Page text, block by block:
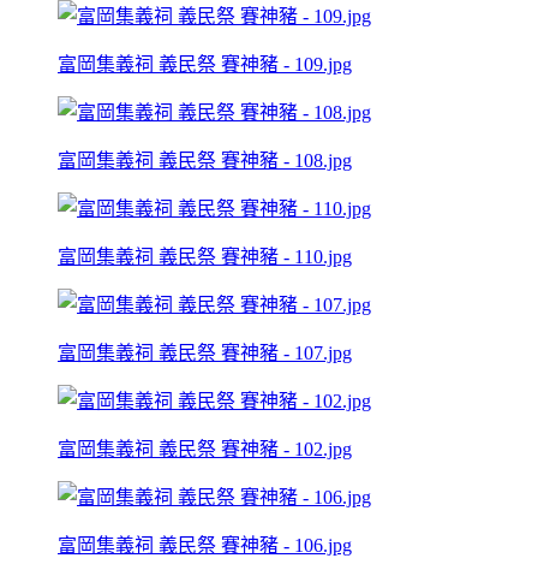
富岡集義祠 義民祭 賽神豬 - 109.jpg
富岡集義祠 義民祭 賽神豬 - 108.jpg
富岡集義祠 義民祭 賽神豬 - 110.jpg
富岡集義祠 義民祭 賽神豬 - 107.jpg
富岡集義祠 義民祭 賽神豬 - 102.jpg
富岡集義祠 義民祭 賽神豬 - 106.jpg